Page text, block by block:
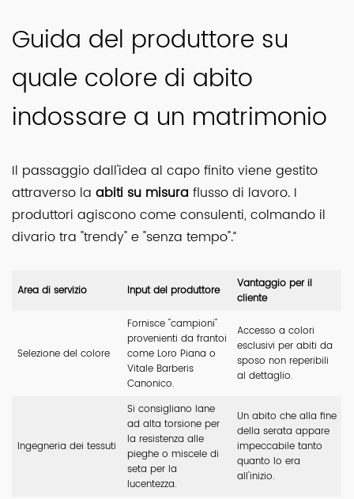
Guida del produttore su
quale colore di abito
indossare a un matrimonio
Il passaggio dall'idea al capo finito viene gestito
attraverso la abiti su misura flusso di lavoro. I
produttori agiscono come consulenti, colmando il
divario tra "trendy" e "senza tempo".“
Area di servizio Input del produttore
Vantaggio per il
cliente
Selezione del colore
Fornisce "campioni"
provenienti da frantoi
come Loro Piana o
Vitale Barberis
Canonico.
Accesso a colori
esclusivi per abiti da
sposo non reperibili
al dettaglio.
Ingegneria dei tessuti
Si consigliano lane
ad alta torsione per
la resistenza alle
pieghe o miscele di
seta per la
lucentezza.
Un abito che alla fine
della serata appare
impeccabile tanto
quanto lo era
all'inizio.